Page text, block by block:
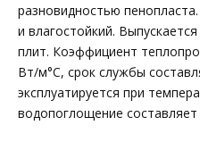
разновидностью
и влагостойкий.
плит. Коэффициент
Вт/м°С, срок службы
эксплуатируется при
водопоглощение составляет